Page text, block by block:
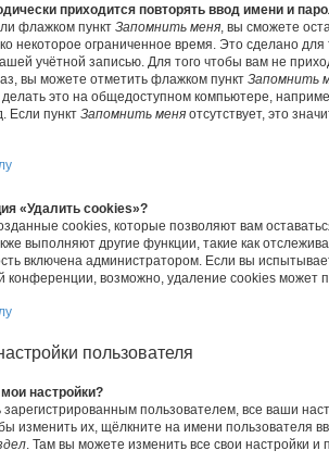
приходится повторять ввод имени и
флажком пункт Запомнить меня , вы сможете
некоторое ограниченное время. Это сделано для
учётной записью. Для того чтобы вам не
вы можете отметить флажком пункт Запомнить
это на общедоступном компьютере,
Если пункт Запомнить меня отсутствует, это
«Удалить cookies»?
cookies, которые позволяют вам
выполняют другие функции, такие как
включена администратором. Если вы
конференции, возможно, удаление cookies может
пользователя
настройки?
зарегистрированным пользователем, все ваши
изменить их, щёлкните на имени пользователя
. Там вы можете изменить все свои настройки и